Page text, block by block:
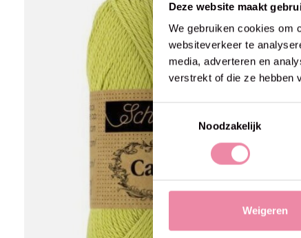
Deze website maakt
We gebruiken cookies om
websiteverkeer te
media, adverteren en
verstrekt of die ze hebben
Toestemmingsselectie
Noodzakelijk
Weigeren